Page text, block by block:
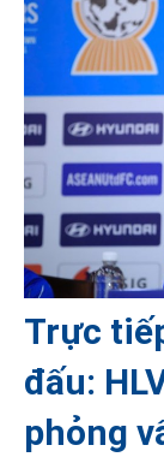
Trực
đấu:
phỏng